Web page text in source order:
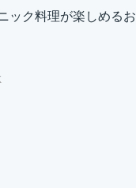
ック料理が楽しめるお